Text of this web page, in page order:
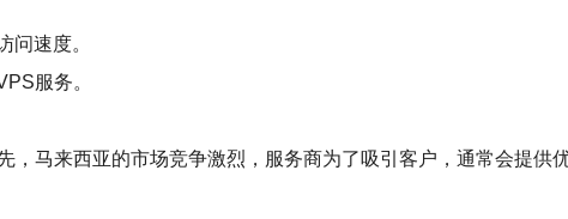
问速度。
服务。
，马来西亚的市场竞争激烈，服务商为了吸引客户，通常会提供